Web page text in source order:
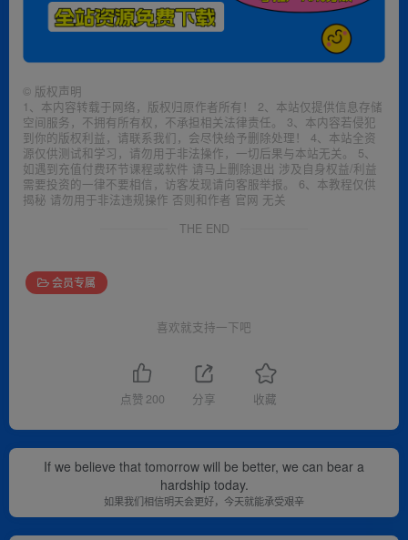
© 版权声明
1、本内容转载于网络，版权归原作者所有！ 2、本站仅提供信息存储
空间服务，不拥有所有权，不承担相关法律责任。 3、本内容若侵犯
到你的版权利益，请联系我们，会尽快给予删除处理！ 4、本站全资
源仅供测试和学习，请勿用于非法操作，一切后果与本站无关。 5、
如遇到充值付费环节课程或软件 请马上删除退出 涉及自身权益/利益
需要投资的一律不要相信，访客发现请向客服举报。 6、本教程仅供
揭秘 请勿用于非法违规操作 否则和作者 官网 无关
THE END
会员专属
喜欢就支持一下吧
点赞 200 分享 收藏
If we believe that tomorrow will be better, we can bear a
hardship today.
如果我们相信明天会更好，今天就能承受艰辛